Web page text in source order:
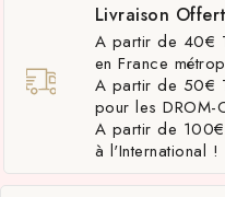
Livraison
A partir de 40€
en France
A partir de 50€
pour les DROM-
A partir de
à l'International !